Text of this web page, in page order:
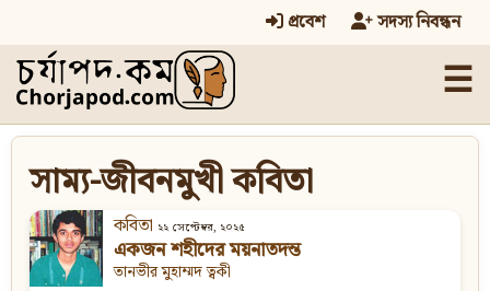
প্রবেশ সদস্য নিবন্ধন
☰
সাম্য-জীবনমুখী কবিতা
কবিতা ২২ সেপ্টেম্বর, ২০২৫
একজন শহীদের ময়নাতদন্ত
তানভীর মুহাম্মদ ত্বকী